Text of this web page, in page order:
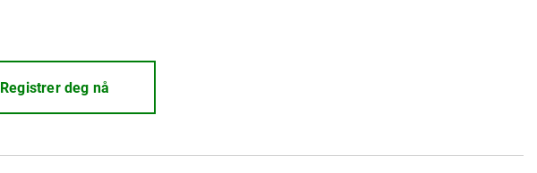
Registrer deg nå